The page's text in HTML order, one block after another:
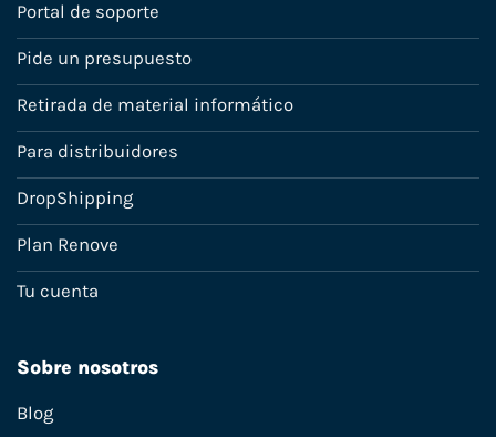
Portal de soporte
Pide un presupuesto
Retirada de material informático
Para distribuidores
DropShipping
Plan Renove
Tu cuenta
Sobre nosotros
Blog